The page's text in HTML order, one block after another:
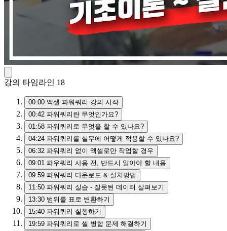
강의 타임라인 18
00:00 엑셀 파워쿼리 강의 시작
00:42 파워쿼리란 무엇인가요?
01:58 파워쿼리로 무엇을 할 수 있나요?
04:24 파워쿼리를 실무에 어떻게 적용할 수 있나요?
06:32 파워쿼리 없이 엑셀로만 작업할 경우
09:01 파우쿼리 사용 전, 반드시 알아야 할 내용
09:59 파워쿼리 다운로드 & 설치방법
11:50 파워쿼리 실습 - 잘못된 데이터 살펴보기
13:30 범위를 표로 변환하기
15:40 파워쿼리 실행하기
19:59 파워쿼리로 셀 병합 문제 해결하기